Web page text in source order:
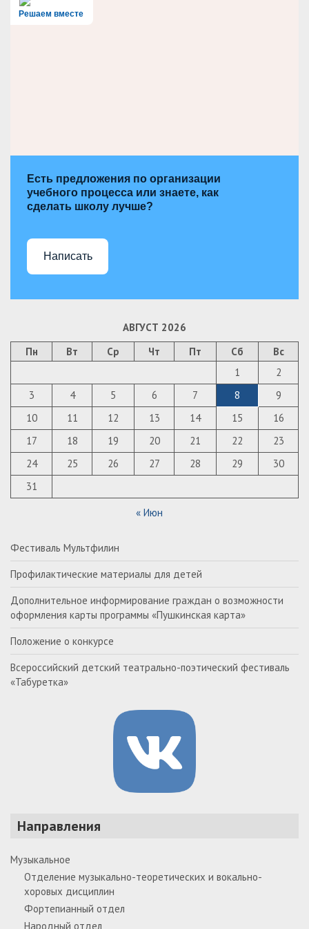
Решаем вместе
Есть предложения по организации
учебного процесса или знаете, как
сделать школу лучше?
Написать
АВГУСТ 2026
Пн
Вт Ср Чт Пт Сб
Вс
1
2
3
4 5 6 7 8
9
10
11 12 13 14 15
16
17
18 19 20 21 22
23
24
25 26 27 28 29
30
31
« Июн
Фестиваль Мультфилин
Профилактические материалы для детей
Дополнительное информирование граждан о возможности
оформления карты программы «Пушкинская карта»
Положение о конкурсе
Всероссийский детский театрально-поэтический фестиваль
«Табуретка»
Направления
Музыкальное
Отделение музыкально-теоретических и вокально-
хоровых дисциплин
Фортепианный отдел
Народный отдел